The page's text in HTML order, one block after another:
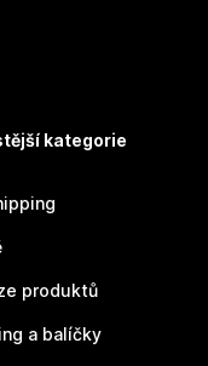
kategorie
produktů
a balíčky